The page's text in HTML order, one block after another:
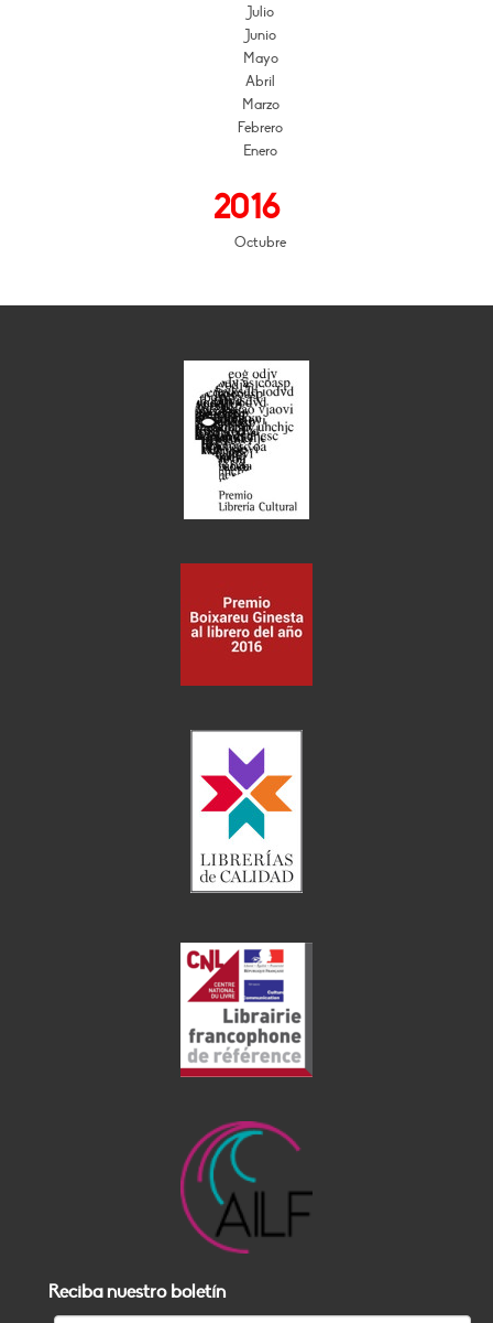
Julio
Junio
Mayo
Abril
Marzo
Febrero
Enero
2016
Octubre
Reciba nuestro boletín